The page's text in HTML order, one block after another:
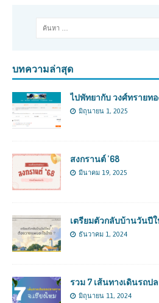
บทความล่าสุด
ไปพัทยากับ วงศ์ทรายทอ
มิถุนายน 1, 2025
สงกรานต์ ’68
มีนาคม 19, 2025
เตรียมตัวกลับบ้านวันปีใ
ธันวาคม 1, 2024
รวม 7 เส้นทางเดินรถป
มิถุนายน 11, 2024